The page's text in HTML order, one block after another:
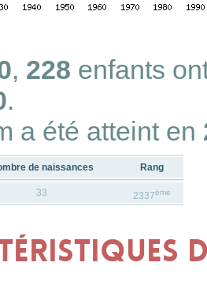
, 228 enfants
.
a été atteint en
de naissances Rang
33 2337ème